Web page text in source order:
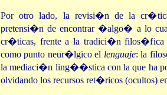
Por otro lado, la revisi�n de la
pretensi�n de encontrar �algo� a lo
cr�ticas, frente a la tradici�n filos�fica
como punto neur�lgico el lenguaje: la
la mediaci�n ling��stica con la que ha
olvidando los recursos ret�ricos (ocultos)